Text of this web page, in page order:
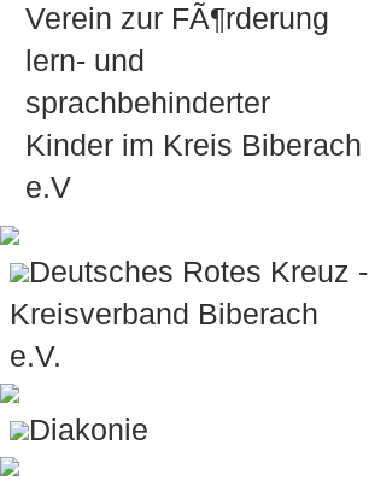
Verein zur FÃ¶rderung
lern- und
sprachbehinderter
Kinder im Kreis Biberach
e.V
Deutsches Rotes Kreuz -
Kreisverband Biberach
e.V.
Diakonie